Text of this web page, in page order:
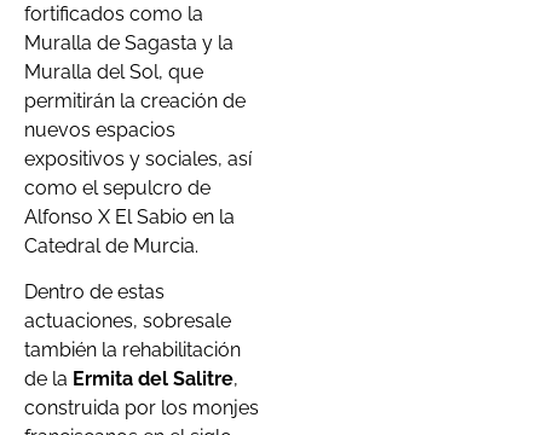
fortificados como la
Muralla de Sagasta y la
Muralla del Sol, que
permitirán la creación de
nuevos espacios
expositivos y sociales, así
como el sepulcro de
Alfonso X El Sabio en la
Catedral de Murcia.
Dentro de estas
actuaciones, sobresale
también la rehabilitación
de la Ermita del Salitre,
construida por los monjes